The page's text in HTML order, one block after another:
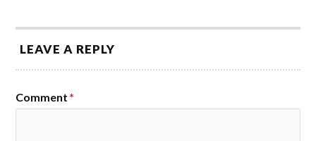
LEAVE A REPLY
Comment *